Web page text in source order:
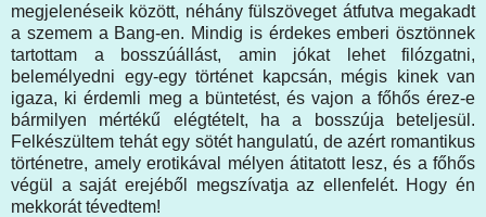
megjelenéseik között, néhány fülszöveget átfutva megakadt
a szemem a Bang-en. Mindig is érdekes emberi ösztönnek
tartottam a bosszúállást, amin jókat lehet filózgatni,
belemélyedni egy-egy történet kapcsán, mégis kinek van
igaza, ki érdemli meg a büntetést, és vajon a főhős érez-e
bármilyen mértékű elégtételt, ha a bosszúja beteljesül.
Felkészültem tehát egy sötét hangulatú, de azért romantikus
történetre, amely erotikával mélyen átitatott lesz, és a főhős
végül a saját erejéből megszívatja az ellenfelét. Hogy én
mekkorát tévedtem!